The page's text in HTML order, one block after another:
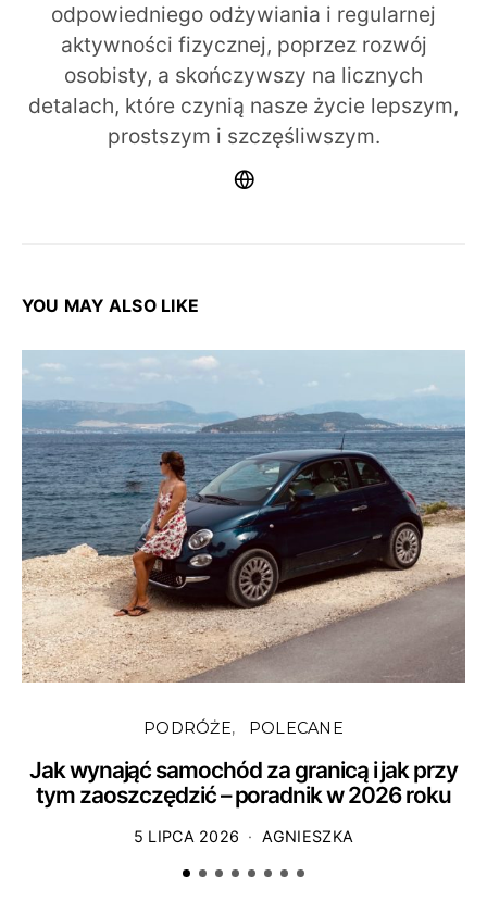
odpowiedniego odżywiania i regularnej
aktywności fizycznej, poprzez rozwój
osobisty, a skończywszy na licznych
detalach, które czynią nasze życie lepszym,
prostszym i szczęśliwszym.
YOU MAY ALSO LIKE
PODRÓŻE POLECANE
Jak wynająć samochód za granicą i jak przy
tym zaoszczędzić – poradnik w 2026 roku
5 LIPCA 2026 AGNIESZKA